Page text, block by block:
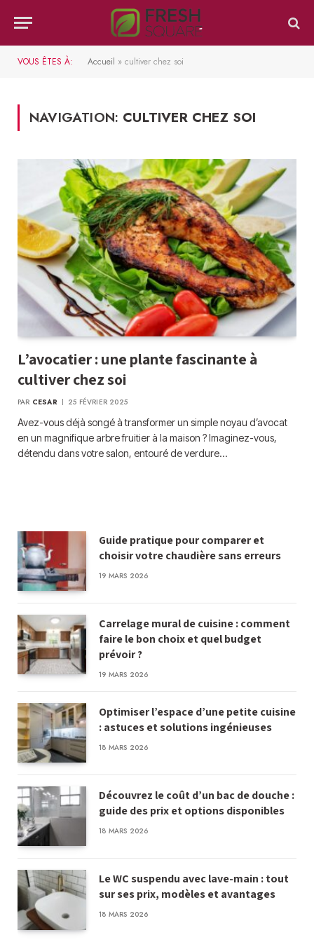
VOUS ÊTES À: Accueil » cultiver chez soi
NAVIGATION: CULTIVER CHEZ SOI
L’avocatier : une plante fascinante à
cultiver chez soi
PAR CESAR 25 FÉVRIER 2025
Avez-vous déjà songé à transformer un simple noyau d’avocat
en un magnifique arbre fruitier à la maison ? Imaginez-vous,
détendu dans votre salon, entouré de verdure…
Guide pratique pour comparer et
choisir votre chaudière sans erreurs
19 MARS 2026
Carrelage mural de cuisine : comment
faire le bon choix et quel budget
prévoir ?
19 MARS 2026
Optimiser l’espace d’une petite cuisine
: astuces et solutions ingénieuses
18 MARS 2026
Découvrez le coût d’un bac de douche :
guide des prix et options disponibles
18 MARS 2026
Le WC suspendu avec lave-main : tout
sur ses prix, modèles et avantages
18 MARS 2026